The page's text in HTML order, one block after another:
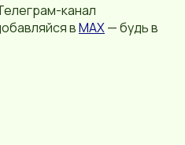
канал
вMAX— будь в